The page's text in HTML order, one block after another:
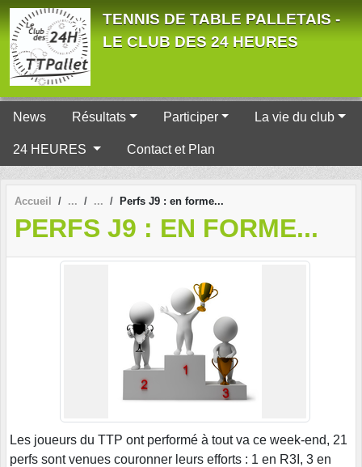
TENNIS DE TABLE PALLETAIS -
LE CLUB DES 24 HEURES
News Résultats Participer La vie du club
24 HEURES Contact et Plan
Accueil Perfs J9 : en forme...
PERFS J9 : EN FORME...
Les joueurs du TTP ont performé à tout va ce week-end, 21
perfs sont venues couronner leurs efforts : 1 en R3I, 3 en
Panneau de gestion des cookies